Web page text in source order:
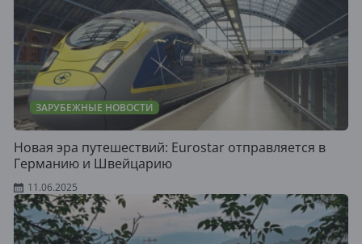
ЗАРУБЕЖНЫЕ НОВОСТИ
Новая эра путешествий: Eurostar отправляется в
Германию и Швейцарию
11.06.2025